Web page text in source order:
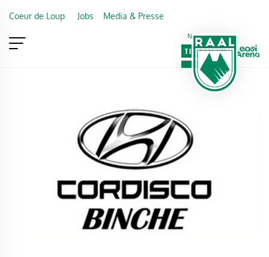
Coeur de Loup Jobs Media & Presse
Newsletter
TICKETING
VIP
FAN SHOP